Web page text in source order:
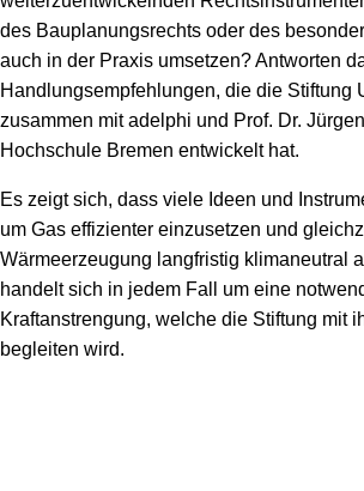
des Bauplanungsrechts oder des
auch in der Praxis umsetzen? Antworten
Handlungsempfehlungen, die die Stiftung
zusammen mit adelphi und Prof. Dr.
Hochschule Bremen entwickelt hat.
Es zeigt sich, dass viele Ideen und
um Gas effizienter einzusetzen und
Wärmeerzeugung langfristig klimaneutral
handelt sich in jedem Fall um eine
Kraftanstrengung, welche die Stiftung mit
begleiten wird.